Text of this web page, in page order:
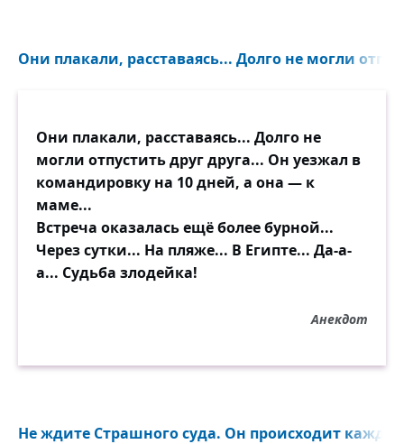
Они плакали, расставаясь... Долго не могли
Они плакали, расставаясь... Долго не
могли отпустить друг друга... Он уезжал в
командировку на 10 дней, а она — к
маме...
Встреча оказалась ещё более бурной...
Через сутки... На пляже... В Египте... Да-а-
а... Судьба злодейка!
Анекдот
Не ждите Страшного суда. Он происходит